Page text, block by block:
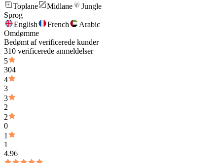
Toplane
Midlane
Jungle
Sprog
English
French
Arabic
Omdømme
Bedømt af verificerede kunder
310 verificerede anmeldelser
5
304
4
3
3
2
2
0
1
1
4.96